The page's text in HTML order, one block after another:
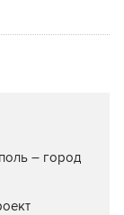
– город